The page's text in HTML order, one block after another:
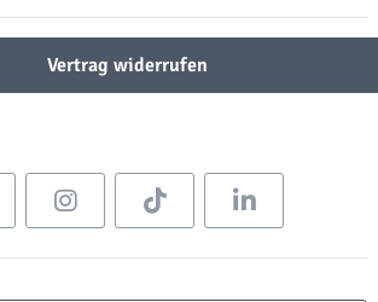
Vertrag widerrufen